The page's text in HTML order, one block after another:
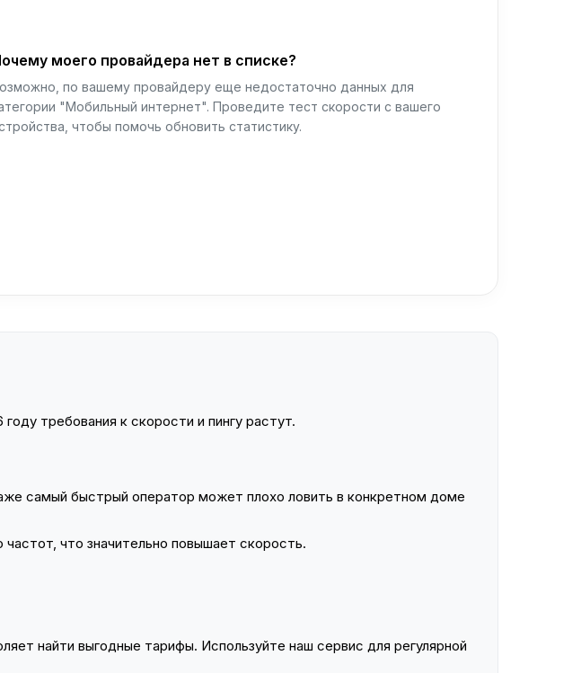
моего провайдера нет в списке?
по вашему провайдеру еще недостаточно данных для
"Мобильный интернет". Проведите тест скорости с вашего
чтобы помочь обновить статистику.
требования к скорости и пингу растут.
самый быстрый оператор может плохо ловить в конкретном доме
что значительно повышает скорость.
найти выгодные тарифы. Используйте наш сервис для регулярной